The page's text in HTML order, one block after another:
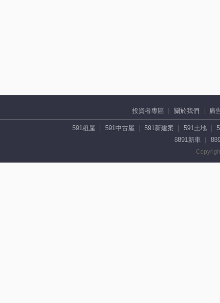
投資者專區 關於我們 廣
591租屋 591中古屋 591新建案 591土地
8891新車